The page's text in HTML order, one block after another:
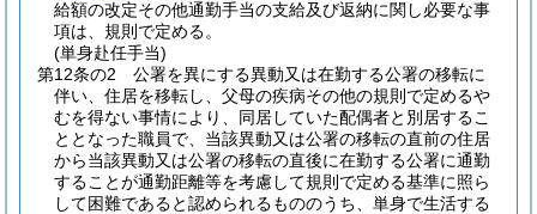
給額の改定その他通勤手当の支給及び返納に関し必要な事
項は、規則で定める。
(単身赴任手当)
第12条の2
公署を異にする異動又は在勤する公署の移転に
伴い、住居を移転し、父母の疾病その他の規則で定めるや
むを得ない事情により、同居していた配偶者と別居するこ
ととなった職員で、当該異動又は公署の移転の直前の住居
から当該異動又は公署の移転の直後に在勤する公署に通勤
することが通勤距離等を考慮して規則で定める基準に照ら
して困難であると認められるもののうち、単身で生活する